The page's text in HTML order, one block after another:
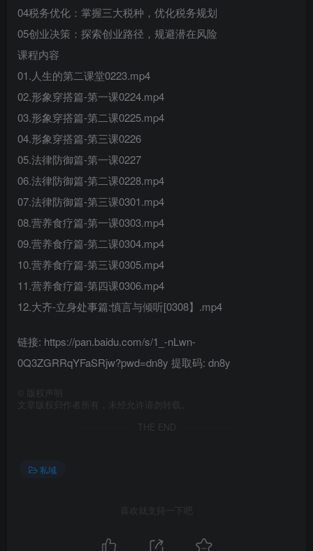
04税务优化：掌握三大税种，优化税务规划
05创业决策：探索创业路径，规避潜在风险
课程内容
01.人生的第二课堂0223.mp4
02.形象穿搭篇-第一课0224.mp4
03.形象穿搭篇-第二课0225.mp4
04.形象穿搭篇-第三课0226
05.法律防御篇-第一课0227
06.法律防御篇-第二课0228.mp4
07.法律防御篇-第三课0301.mp4
08.营养食疗篇-第一课0303.mp4
09.营养食疗篇-第二课0304.mp4
10.营养食疗篇-第三课0305.mp4
11.营养食疗篇-第四课0306.mp4
12.大齐-立身处事篇:慎言与倾听[0308】.mp4
链接: https://pan.baidu.com/s/1_-nLwn-
0Q3ZGRRqYFaSRjw?pwd=dn8y 提取码: dn8y
版权声明
文章版权归作者所有，未经允许请勿转载。
THE END
私域
喜欢就支持一下吧